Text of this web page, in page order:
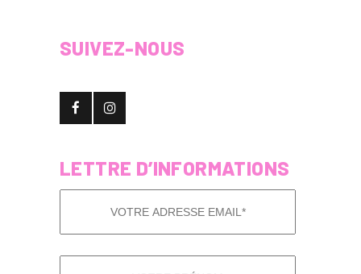
SUIVEZ-NOUS
LETTRE D’INFORMATIONS